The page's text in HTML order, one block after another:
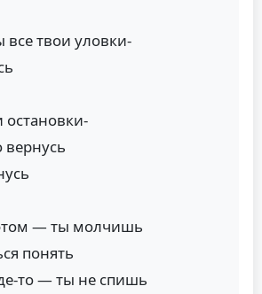
твои уловки-
остановки-
вернусь
— ты молчишь
понять
то — ты не спишь